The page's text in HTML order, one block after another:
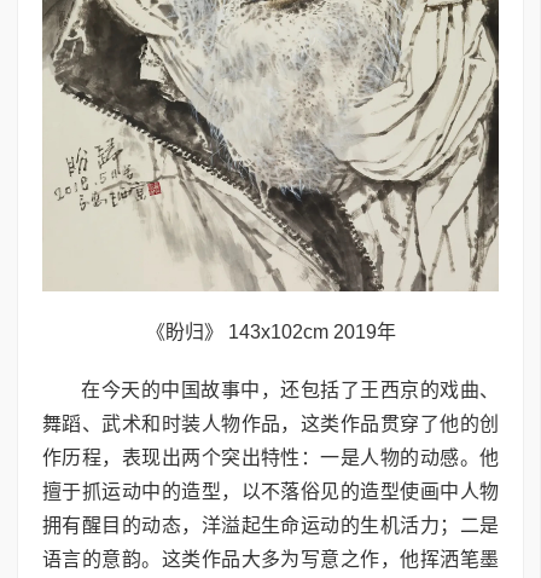
《盼归》 143x102cm 2019年
在今天的中国故事中，还包括了王西京的戏曲、
舞蹈、武术和时装人物作品，这类作品贯穿了他的创
作历程，表现出两个突出特性：一是人物的动感。他
擅于抓运动中的造型，以不落俗见的造型使画中人物
拥有醒目的动态，洋溢起生命运动的生机活力；二是
语言的意韵。这类作品大多为写意之作，他挥洒笔墨